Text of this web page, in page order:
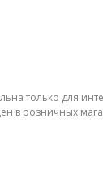
только для
в розничных